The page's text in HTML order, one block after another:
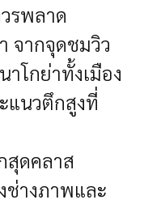
รพลาด
จากจุดชมวิว
าโกย่าทั้งเมือง
แนวตึกสูงที่
สุดคลาส
างภาพและ